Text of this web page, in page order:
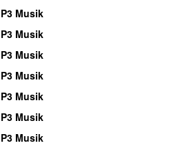
P3 Musik
P3 Musik
P3 Musik
P3 Musik
P3 Musik
P3 Musik
P3 Musik